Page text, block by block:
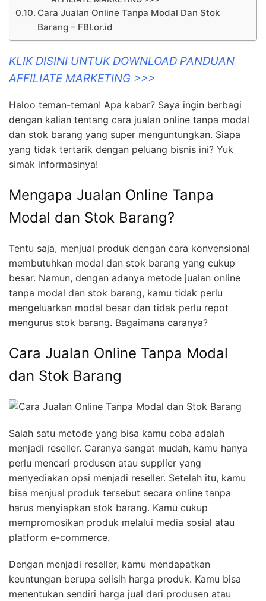
Cara Jualan Online Tanpa Modal Dan Stok
Barang – FBI.or.id
KLIK DISINI UNTUK DOWNLOAD PANDUAN
AFFILIATE MARKETING >>>
Haloo teman-teman! Apa kabar? Saya ingin berbagi
dengan kalian tentang cara jualan online tanpa modal
dan stok barang yang super menguntungkan. Siapa
yang tidak tertarik dengan peluang bisnis ini? Yuk
simak informasinya!
Mengapa Jualan Online Tanpa
Modal dan Stok Barang?
Tentu saja, menjual produk dengan cara konvensional
membutuhkan modal dan stok barang yang cukup
besar. Namun, dengan adanya metode jualan online
tanpa modal dan stok barang, kamu tidak perlu
mengeluarkan modal besar dan tidak perlu repot
mengurus stok barang. Bagaimana caranya?
Cara Jualan Online Tanpa Modal
dan Stok Barang
Salah satu metode yang bisa kamu coba adalah
menjadi reseller. Caranya sangat mudah, kamu hanya
perlu mencari produsen atau supplier yang
menyediakan opsi menjadi reseller. Setelah itu, kamu
bisa menjual produk tersebut secara online tanpa
harus menyiapkan stok barang. Kamu cukup
mempromosikan produk melalui media sosial atau
platform e-commerce.
Dengan menjadi reseller, kamu mendapatkan
keuntungan berupa selisih harga produk. Kamu bisa
menentukan sendiri harga jual dari produsen atau